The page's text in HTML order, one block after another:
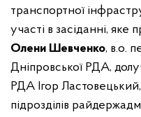
транспортної
участі в засіданні, яке
Олени Шевченко, в.о.
Дніпровської РДА,
РДА Ігор
підрозділів